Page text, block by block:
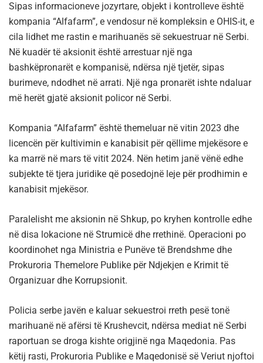
Sipas informacioneve jozyrtare, objekt i kontrolleve është
kompania “Alfafarm”, e vendosur në kompleksin e OHIS-it, e
cila lidhet me rastin e marihuanës së sekuestruar në Serbi.
Në kuadër të aksionit është arrestuar një nga
bashkëpronarët e kompanisë, ndërsa një tjetër, sipas
burimeve, ndodhet në arrati. Një nga pronarët ishte ndaluar
më herët gjatë aksionit policor në Serbi.
Kompania “Alfafarm” është themeluar në vitin 2023 dhe
licencën për kultivimin e kanabisit për qëllime mjekësore e
ka marrë në mars të vitit 2024. Nën hetim janë vënë edhe
subjekte të tjera juridike që posedojnë leje për prodhimin e
kanabisit mjekësor.
Paralelisht me aksionin në Shkup, po kryhen kontrolle edhe
në disa lokacione në Strumicë dhe rrethinë. Operacioni po
koordinohet nga Ministria e Punëve të Brendshme dhe
Prokuroria Themelore Publike për Ndjekjen e Krimit të
Organizuar dhe Korrupsionit.
Policia serbe javën e kaluar sekuestroi rreth pesë tonë
marihuanë në afërsi të Krushevcit, ndërsa mediat në Serbi
raportuan se droga kishte origjinë nga Maqedonia. Pas
këtij rasti, Prokuroria Publike e Maqedonisë së Veriut njoftoi